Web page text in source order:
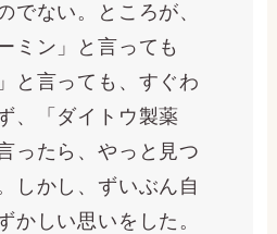
でない。ところが、
ミン」と言っても
と言っても、すぐわ
、「ダイトウ製薬
ったら、やっと見つ
しかし、ずいぶん自
かしい思いをした。